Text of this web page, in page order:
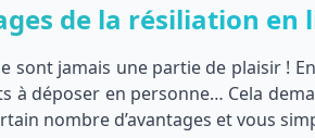
de la résiliation en
sont jamais une partie de plaisir !
à déposer en personne… Cela
nombre d’avantages et vous